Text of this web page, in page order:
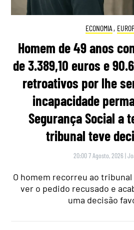
ECONOMIA ,
Homem de 49 anos
de 3.389,10 euros e
retroativos por lhe
incapacidade
Segurança Social a
tribunal teve
20:00 7 Agosto, 2026 |
O homem recorreu ao
ver o pedido recusado e
uma decisão